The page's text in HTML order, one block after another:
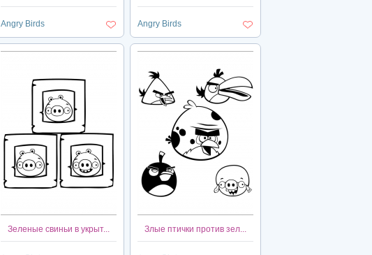
Angry Birds Angry Birds
Зеленые свиньи в укрыт... Злые птички против зел...